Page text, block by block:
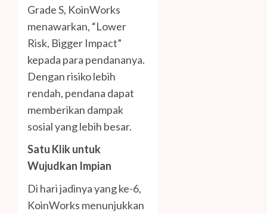
Grade S, KoinWorks
menawarkan, “Lower
Risk, Bigger Impact”
kepada para pendananya.
Dengan risiko lebih
rendah, pendana dapat
memberikan dampak
sosial yang lebih besar.
Satu Klik untuk
Wujudkan Impian
Di hari jadinya yang ke-6,
KoinWorks menunjukkan